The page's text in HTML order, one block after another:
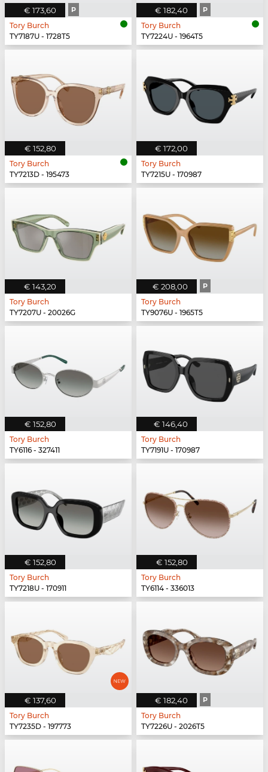
€ 173,60 P
Tory Burch
TY7187U - 1728T5
€ 182,40 P
Tory Burch
TY7224U - 1964T5
€ 152,80
Tory Burch
TY7213D - 195473
€ 172,00
Tory Burch
TY7215U - 170987
€ 143,20
Tory Burch
TY7207U - 20026G
€ 208,00 P
Tory Burch
TY9076U - 1965T5
€ 152,80
Tory Burch
TY6116 - 327411
€ 146,40
Tory Burch
TY7191U - 170987
€ 152,80
Tory Burch
TY7218U - 170911
€ 152,80
Tory Burch
TY6114 - 336013
€ 137,60
Tory Burch
TY7235D - 197773
€ 182,40 P
Tory Burch
TY7226U - 2026T5